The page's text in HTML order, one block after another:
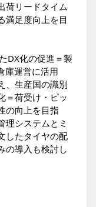
荷リードタイム
満足度向上を目
DX化の促進＝製
庫運営に活用
、生産国の識別
＝荷受け・ピッ
の向上を目指
理システムとミ
したタイヤの配
の導入も検討し